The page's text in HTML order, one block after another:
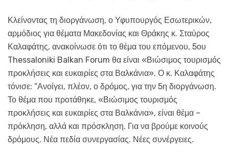
Κλείνοντας τη διοργάνωση, ο Υφυπουργός Εσωτερικών,
αρμόδιος για θέματα Μακεδονίας και Θράκης κ. Σταύρος
Καλαφάτης, ανακοίνωσε ότι το θέμα του επόμενου, 5ου
Thessaloniki Balkan Forum θα είναι «Βιώσιμος τουρισμός
προκλήσεις και ευκαιρίες στα Βαλκάνια». Ο κ. Καλαφάτης
τόνισε: “Ανοίγει, πλέον, ο δρόμος, για την 5η διοργάνωση.
Το θέμα που προτάθηκε, «Βιώσιμος τουρισμός
προκλήσεις και ευκαιρίες στα Βαλκάνια», είναι θέμα –
πρόκληση, αλλά και πρόσκληση. Για να βρούμε κοινούς
δρόμους. Νέα πεδία συνεργασίας. Νέες συνέργειες.